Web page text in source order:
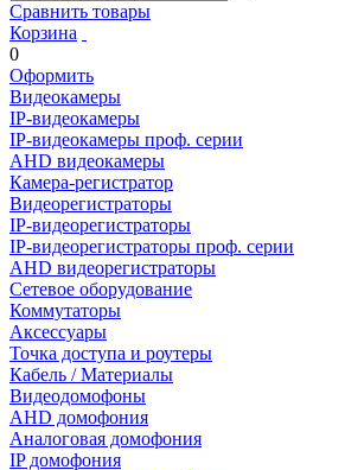
Сравнить товары
Корзина
0
Оформить
Видеокамеры
IP-видеокамеры
IP-видеокамеры проф. серии
AHD видеокамеры
Камера-регистратор
Видеорегистраторы
IP-видеорегистраторы
IP-видеорегистраторы проф. серии
AHD видеорегистраторы
Сетевое оборудование
Коммутаторы
Аксессуары
Точка доступа и роутеры
Кабель / Материалы
Видеодомофоны
AHD домофония
Аналоговая домофония
IP домофония